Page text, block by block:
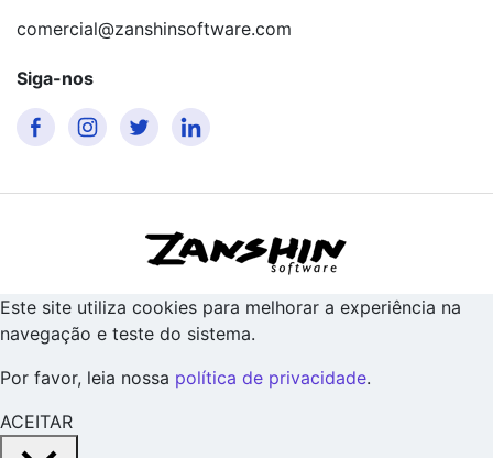
comercial@zanshinsoftware.com
Siga-nos
Este site utiliza cookies para melhorar a experiência na
navegação e teste do sistema.
Por favor, leia nossa política de privacidade.
ACEITAR